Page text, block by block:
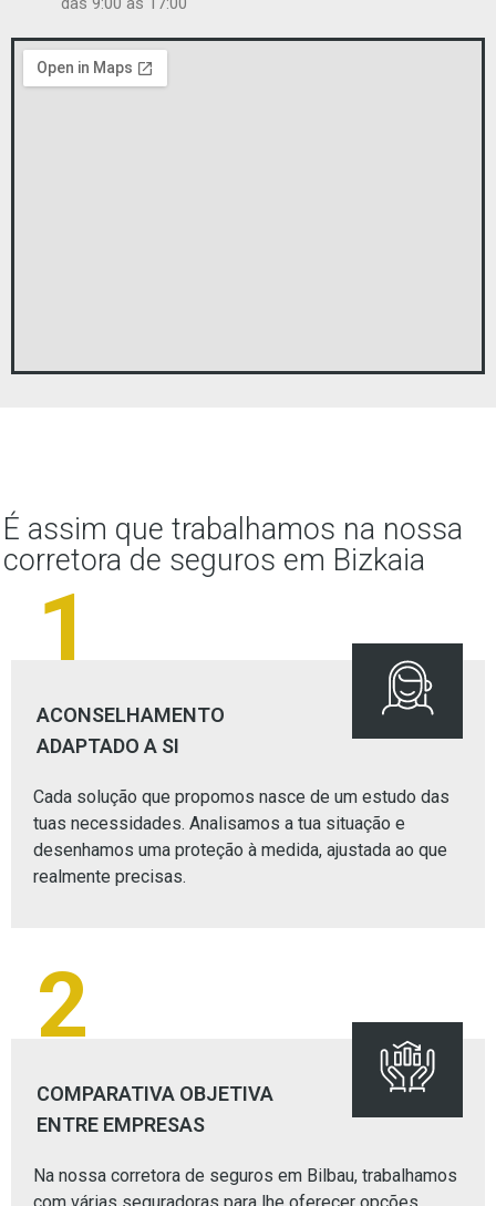
É assim que trabalhamos na nossa
corretora de seguros em Bizkaia
1
ACONSELHAMENTO
ADAPTADO A SI
Cada solução que propomos nasce de um estudo das
tuas necessidades. Analisamos a tua situação e
desenhamos uma proteção à medida, ajustada ao que
realmente precisas.
2
COMPARATIVA OBJETIVA
ENTRE EMPRESAS
Na nossa corretora de seguros em Bilbau, trabalhamos